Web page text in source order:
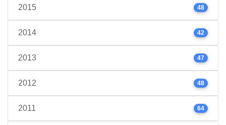
2015 48
2014 42
2013 47
2012 48
2011 64